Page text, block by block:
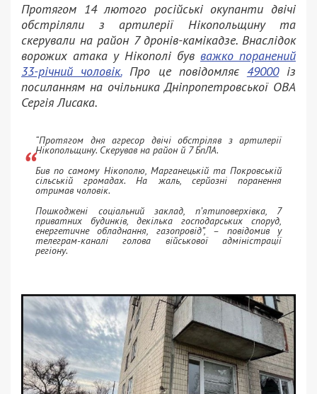
Протягом 14 лютого російські окупанти двічі
обстріляли з артилерії Нікопольщину та
скерували на район 7 дронів-камікадзе. Внаслідок
ворожих атака у Нікополі був важко поранений
33-річний чоловік.Про це повідомляє 49000із
посиланням на очільника Дніпропетровської ОВА
Сергія Лисака.
“Протягом дня агресор двічі обстріляв з артилерії
Нікопольщину. Скерував на район й 7 БпЛА.
Бив по самому Нікополю, Марганецькій та Покровській
сільській громадах. На жаль, серйозні поранення
отримав чоловік.
Пошкоджені соціальний заклад, п’ятиповерхівка, 7
приватних будинків, декілька господарських споруд,
енергетичне обладнання, газопровід”, – повідомив у
телеграм-каналі голова військової адміністрації
регіону.